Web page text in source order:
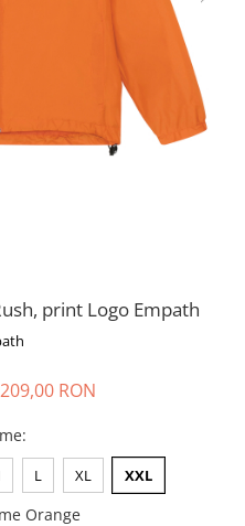
print Logo Empath
209,00 RON
:
L XL XXL
Orange